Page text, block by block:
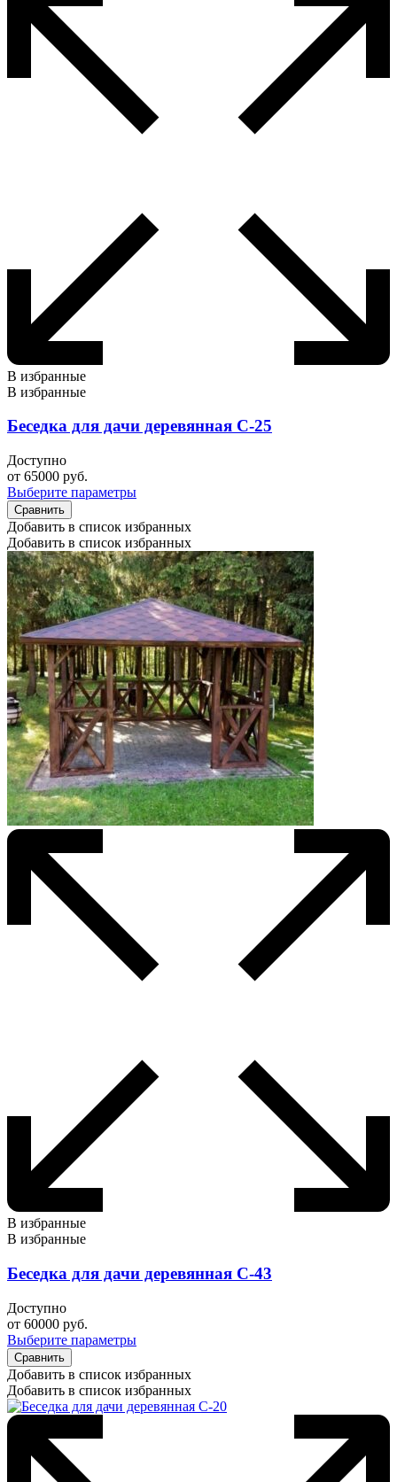
В избранные
В избранные
Беседка для дачи деревянная С-25
Доступно
от 65000 руб.
Выберите параметры
Сравнить
Добавить в список избранных
Добавить в список избранных
В избранные
В избранные
Беседка для дачи деревянная С-43
Доступно
от 60000 руб.
Выберите параметры
Сравнить
Добавить в список избранных
Добавить в список избранных